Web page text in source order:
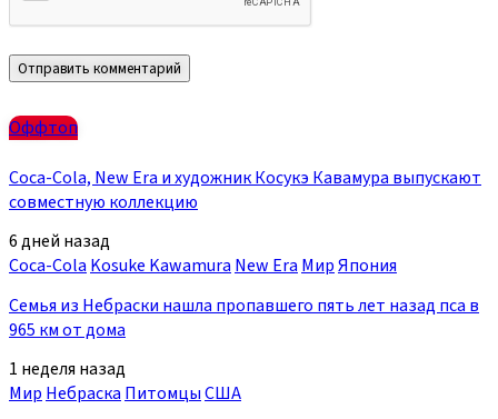
Оффтоп
Coca-Cola, New Era и художник Косукэ Кавамура выпускают
совместную коллекцию
6 дней назад
Coca-Cola Kosuke Kawamura New Era МирЯпония
Семья из Небраски нашла пропавшего пять лет назад пса в
965 км от дома
1 неделя назад
Мир Небраска ПитомцыСША